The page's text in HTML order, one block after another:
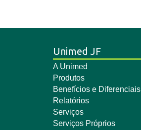
Unimed JF
A Unimed
Produtos
Benefícios e Diferenciais
Relatórios
Serviços
Serviços Próprios